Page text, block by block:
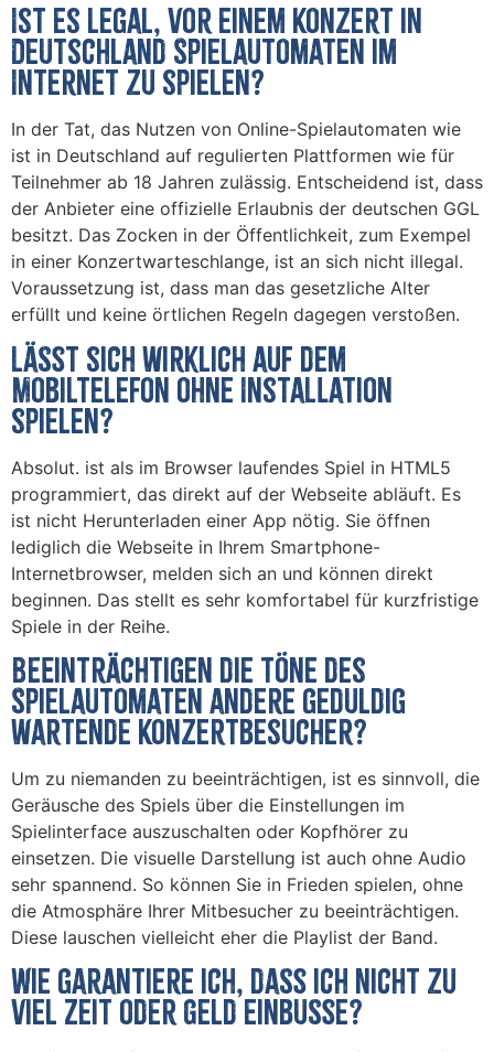
Ist es legal, vor einem Konzert in
Deutschland Spielautomaten im
Internet zu spielen?
In der Tat, das Nutzen von Online-Spielautomaten wie
ist in Deutschland auf regulierten Plattformen wie für
Teilnehmer ab 18 Jahren zulässig. Entscheidend ist, dass
der Anbieter eine offizielle Erlaubnis der deutschen GGL
besitzt. Das Zocken in der Öffentlichkeit, zum Exempel
in einer Konzertwarteschlange, ist an sich nicht illegal.
Voraussetzung ist, dass man das gesetzliche Alter
erfüllt und keine örtlichen Regeln dagegen verstoßen.
Lässt sich wirklich auf dem
Mobiltelefon ohne Installation
spielen?
Absolut. ist als im Browser laufendes Spiel in HTML5
programmiert, das direkt auf der Webseite abläuft. Es
ist nicht Herunterladen einer App nötig. Sie öffnen
lediglich die Webseite in Ihrem Smartphone-
Internetbrowser, melden sich an und können direkt
beginnen. Das stellt es sehr komfortabel für kurzfristige
Spiele in der Reihe.
Beeinträchtigen die Töne des
Spielautomaten andere geduldig
wartende Konzertbesucher?
Um zu niemanden zu beeinträchtigen, ist es sinnvoll, die
Geräusche des Spiels über die Einstellungen im
Spielinterface auszuschalten oder Kopfhörer zu
einsetzen. Die visuelle Darstellung ist auch ohne Audio
sehr spannend. So können Sie in Frieden spielen, ohne
die Atmosphäre Ihrer Mitbesucher zu beeinträchtigen.
Diese lauschen vielleicht eher die Playlist der Band.
Wie garantiere ich, dass ich nicht zu
viel Zeit oder Geld einbuße?